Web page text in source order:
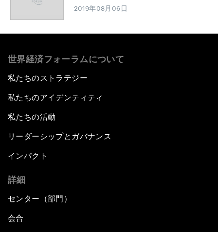
2019年08月06日
世界経済フォーラムについて
私たちのストラテジー
私たちのアイデンティティ
私たちの活動
リーダーシップとガバナンス
インパクト
詳細
センター（部門）
会合